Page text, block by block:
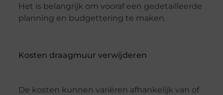
Het is belangrijk om vooraf een gedetailleerde
planning en budgettering te maken.
Kosten draagmuur verwijderen
De kosten kunnen variëren afhankelijk van of